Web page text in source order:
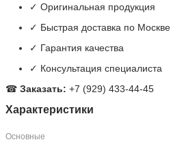
✓ Оригинальная продукция
✓ Быстрая доставка по
✓ Гарантия качества
✓ Консультация специалиста
☎Заказать: +7 (929) 433-44-45
Характеристики
Основные